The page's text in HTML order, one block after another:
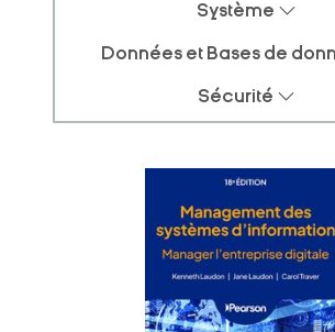
Système
Données et Bases de
Sécurité